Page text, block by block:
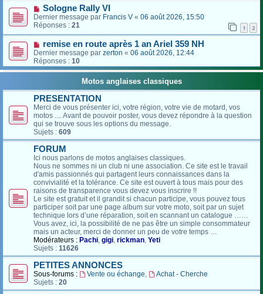
Sologne Rally VI
Dernier message par Francis V « 06 août 2026, 15:50
Réponses : 21 1 2
remise en route après 1 an Ariel 359 NH
Dernier message par zerton « 06 août 2026, 12:44
Réponses : 10
Motos anglaises classiques
PRESENTATION
Merci de vous présenter ici, votre région, votre vie de motard, vos
motos .... Avant de pouvoir poster, vous devez répondre à la question
qui se trouve sous les options du message.
Sujets : 609
FORUM
Ici nous parlons de motos anglaises classiques.
Nous ne sommes ni un club ni une association. Ce site est le travail
d'amis passionnés qui partagent leurs connaissances dans la
convivialité et la tolérance. Ce site est ouvert à tous mais pour des
raisons de transparence vous devez vous inscrire !!
Le site est gratuit et il grandit si chacun participe, vous pouvez tous
participer soit par une page album sur votre moto, soit par un sujet
technique lors d’une réparation, soit en scannant un catalogue ……
Vous avez, ici, la possibilité de ne pas être un simple consommateur
mais un acteur, merci de donner un peu de votre temps …
Modérateurs : Pachi, gigi, rickman, Yeti
Sujets : 11626
PETITES ANNONCES
Sous-forums : Vente ou échange,
Achat - Cherche
Sujets : 20